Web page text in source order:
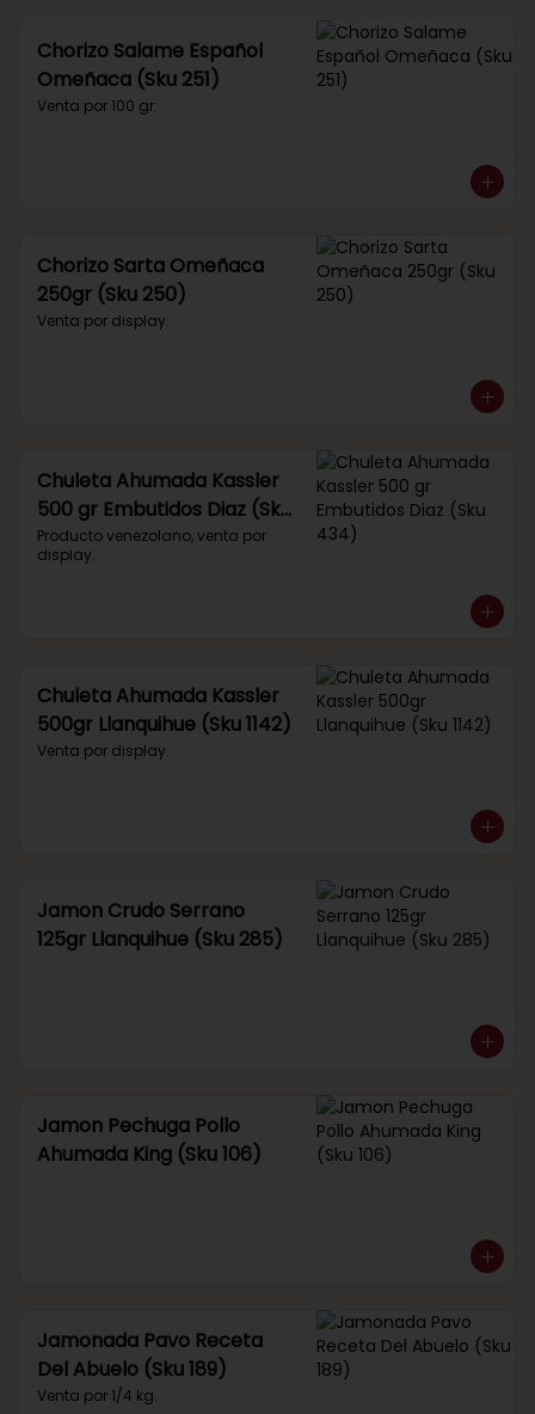
Chorizo Salame Español
Omeñaca (Sku 251)
Venta por 100 gr.
Chorizo Sarta Omeñaca
250gr (Sku 250)
Venta por display.
Chuleta Ahumada Kassler
500 gr Embutidos Diaz (Sku
434)
Producto venezolano, venta por
display.
Chuleta Ahumada Kassler
500gr Llanquihue (Sku 1142)
Venta por display.
Jamon Crudo Serrano
125gr Llanquihue (Sku 285)
Jamon Pechuga Pollo
Ahumada King (Sku 106)
Jamonada Pavo Receta
Del Abuelo (Sku 189)
Venta por 1/4 kg.